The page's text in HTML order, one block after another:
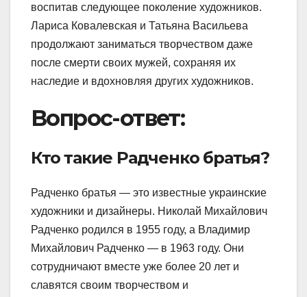
воспитав следующее поколение художников.
Лариса Ковалевская и Татьяна Васильева
продолжают заниматься творчеством даже
после смерти своих мужей, сохраняя их
наследие и вдохновляя других художников.
Вопрос-ответ:
Кто такие Радченко братья?
Радченко братья — это известные украинские
художники и дизайнеры. Николай Михайлович
Радченко родился в 1955 году, а Владимир
Михайлович Радченко — в 1963 году. Они
сотрудничают вместе уже более 20 лет и
славятся своим творчеством и